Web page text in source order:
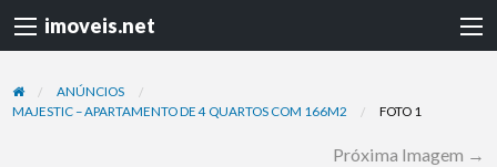
imoveis.net
ANÚNCIOS
MAJESTIC – APARTAMENTO DE 4 QUARTOS COM 166M2
FOTO 1
Próxima Imagem →